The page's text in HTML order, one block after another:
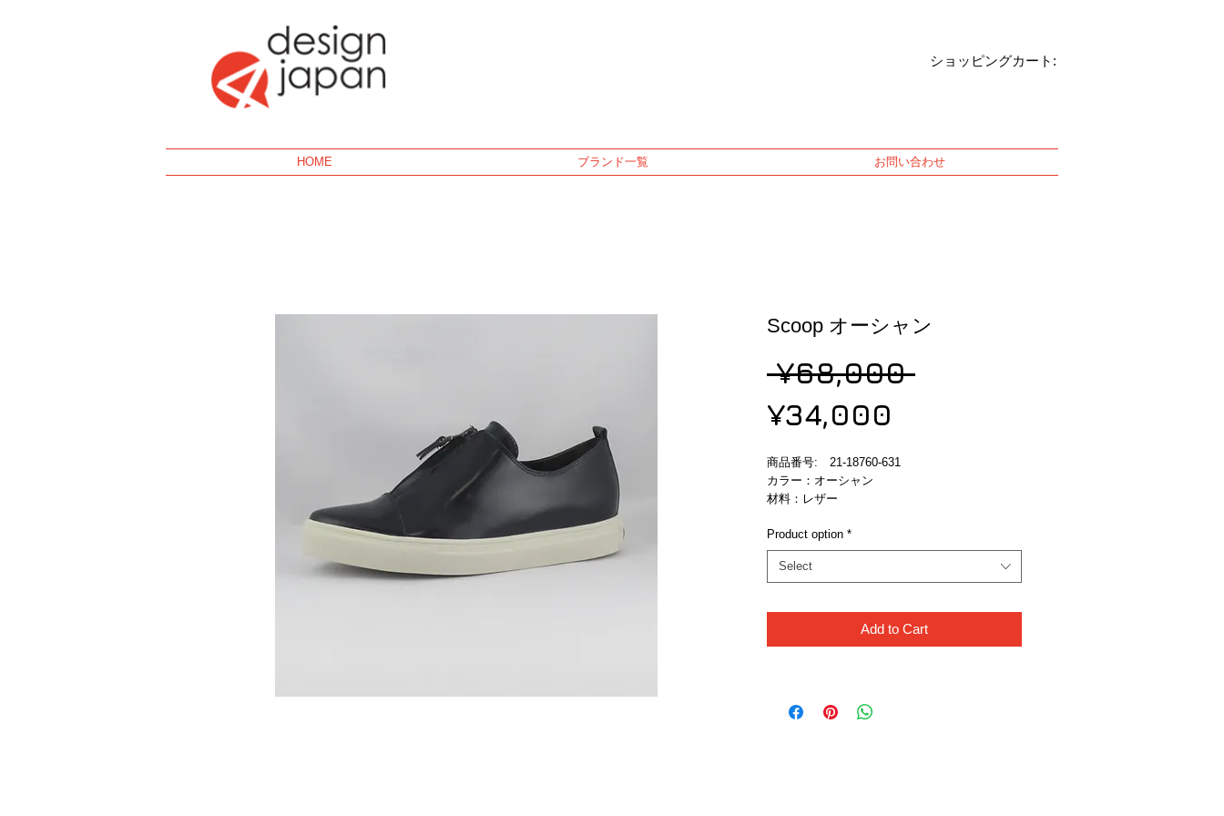
Geek ショッピングカート:
HOME ブランド一覧 お問い合わせ
Scoop オーシャン
¥68,000 Regular
¥34,000
Price
商品番号:　21-18760-631
カラー：オーシャン
材料：レザー
Product option *
Select
Add to Cart